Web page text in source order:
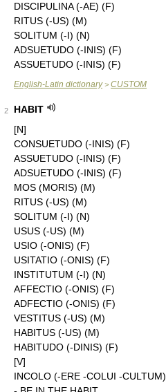
DISCIPULINA (-AE) (F)
RITUS (-US) (M)
SOLITUM (-I) (N)
ADSUETUDO (-INIS) (F)
ASSUETUDO (-INIS) (F)
English-Latin dictionary> CUSTOM
2
HABIT
[N]
CONSUETUDO (-INIS) (F)
ASSUETUDO (-INIS) (F)
ADSUETUDO (-INIS) (F)
MOS (MORIS) (M)
RITUS (-US) (M)
SOLITUM (-I) (N)
USUS (-US) (M)
USIO (-ONIS) (F)
USITATIO (-ONIS) (F)
INSTITUTUM (-I) (N)
AFFECTIO (-ONIS) (F)
ADFECTIO (-ONIS) (F)
VESTITUS (-US) (M)
HABITUS (-US) (M)
HABITUDO (-DINIS) (F)
[V]
INCOLO (-ERE -COLUI -CULTUM)